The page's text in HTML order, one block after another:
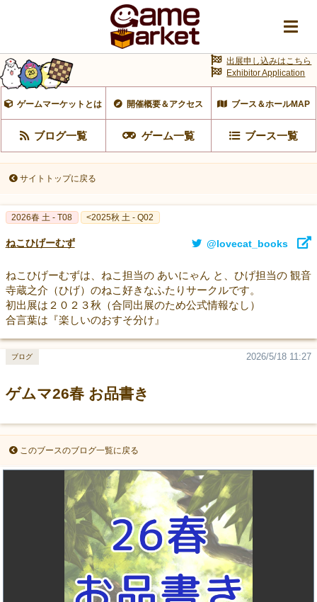
ゲームマーケットとは 開催概要＆アクセス ブース＆ホールMAP
ブログ一覧 ゲーム一覧 ブース一覧
出展申し込みはこちら
Exhibitor Application
サイトトップに戻る
2026春 土 - T08 <2025秋 土 - Q02
ねこひげーむず @lovecat_books
ねこひげーむずは、ねこ担当の あいにゃん と、ひげ担当の 観音
寺蔵之介（ひげ）のねこ好きなふたりサークルです。
初出展は２０２３秋（合同出展のため公式情報なし）
合言葉は『楽しいのおすそ分け』
ゲムマ26春 お品書き
2026/5/18 11:27
ブログ
このブースのブログ一覧に戻る